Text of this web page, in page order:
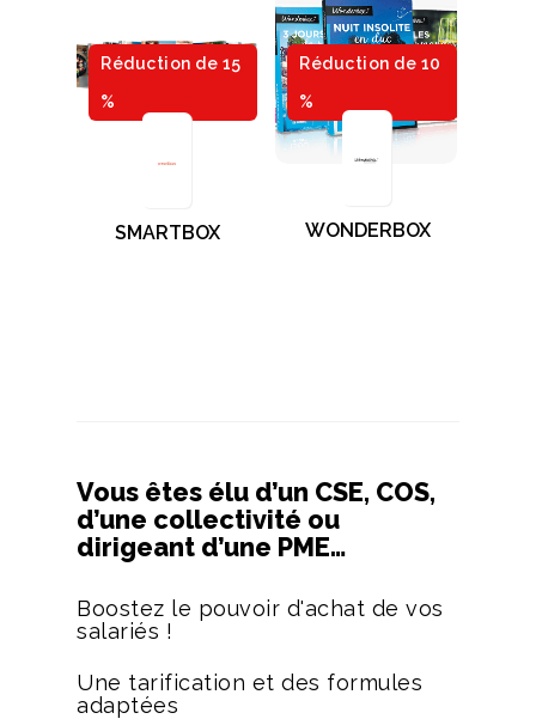
Réduction de 15
%
SMARTBOX
Réduction de 10
%
WONDERBOX
Vous êtes élu d’un CSE, COS,
d’une collectivité ou
dirigeant d’une PME…
Boostez le pouvoir d'achat de vos
salariés !
Une tarification et des formules
adaptées